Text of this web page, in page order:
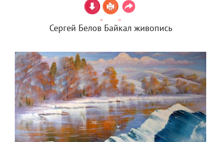
Сергей Белов Байкал живопись